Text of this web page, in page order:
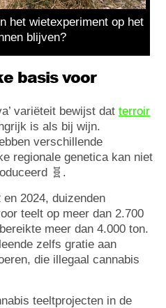
het wietexperiment op het
blijven?
basis voor
variëteit bewijst dat terroir
is als bij wijn.
verschillende
regionale genetica kan niet
🧬.
2024, duizenden
teelt op meer dan 2.700
meer dan 4.000 ton.
zelfs gratie aan
die illegaal cannabis
teeltprojecten in de